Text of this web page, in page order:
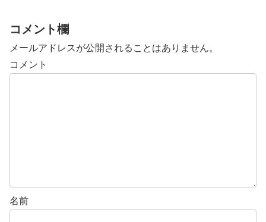
コメント欄
メールアドレスが公開されることはありません。
コメント
名前